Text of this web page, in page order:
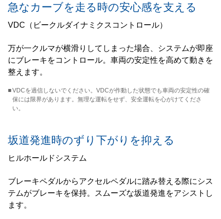
急なカーブを走る時の安心感を支える
VDC（ビークルダイナミクスコントロール）
万が一クルマが横滑りしてしまった場合、システムが即座
にブレーキをコントロール。車両の安定性を高めて動きを
整えます。
■VDCを過信しないでください。VDCが作動した状態でも車両の安定性の確
保には限界があります。無理な運転をせず、安全運転を心がけてくださ
い。
坂道発進時のずり下がりを抑える
ヒルホールドシステム
ブレーキペダルからアクセルペダルに踏み替える際にシス
テムがブレーキを保持。スムーズな坂道発進をアシストし
ます。